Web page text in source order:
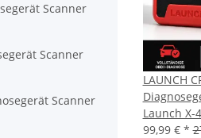
LAUNCH
Launch X-
99,99 € *
Scanner
Scanner
Scanner